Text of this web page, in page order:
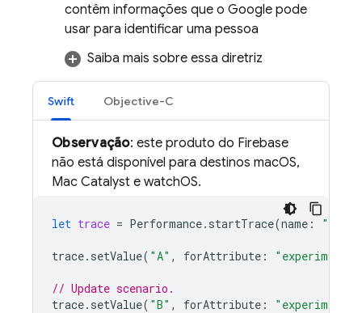
contêm informações que o Google pode
usar para identificar uma pessoa
Saiba mais sobre essa diretriz
Swift Objective-C
Observação: este produto do Firebase
não está disponível para destinos macOS,
Mac Catalyst e watchOS.
let trace = Performance. startTrace(name : "
trace. setValue( "A" , forAttribute : "experiment"
// Update scenario.
trace. setValue( "B" , forAttribute : "experiment"